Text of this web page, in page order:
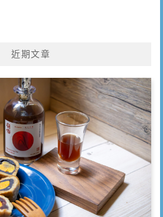
近期文章